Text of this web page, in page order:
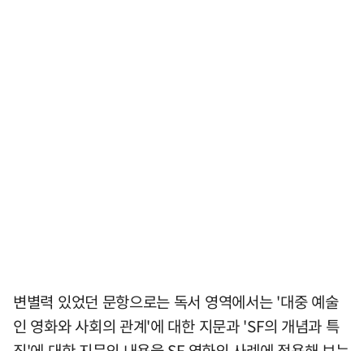
변별력 있었던 문항으로는 독서 영역에서는 '대중 예술
인 영화와 사회의 관계'에 대한 지문과 'SF의 개념과 특